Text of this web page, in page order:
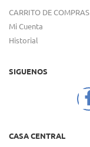
CARRITO DE COMPRAS
Mi Cuenta
Historial
SIGUENOS
CASA CENTRAL